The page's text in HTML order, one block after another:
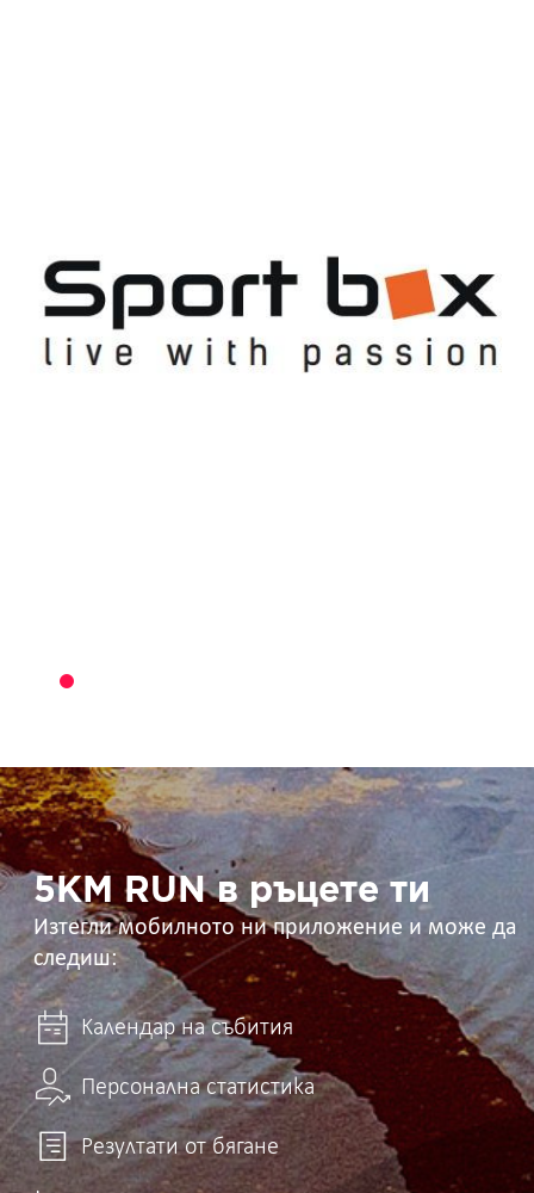
5KM
RUN
в
ръцете
ти 5KM RUN в ръцете ти
Изтегли мобилното ни приложение и може да
следиш:
Календар на събития
Персонална статистика
Резултати от бягане